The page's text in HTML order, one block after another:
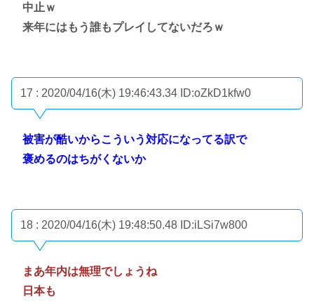
中止ｗ
来年にはもう誰もプレイしてないだろｗ
17 : 2020/04/16(木) 19:46:43.34 ID:oZkD1kfw0
被害が酷いからこういう対応になってる訳で
褒めるのはちがくないか
18 : 2020/04/16(木) 19:48:50.48 ID:iLSi7w800
まあ年内は無理でしょうね
日本も